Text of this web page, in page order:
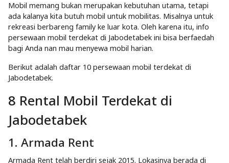
Mobil memang bukan merupakan kebutuhan utama, tetapi
ada kalanya kita butuh mobil untuk mobilitas. Misalnya untuk
rekreasi berbareng family ke luar kota. Oleh karena itu, info
persewaan mobil terdekat di Jabodetabek ini bisa berfaedah
bagi Anda nan mau menyewa mobil harian.
Berikut adalah daftar 10 persewaan mobil terdekat di
Jabodetabek.
8 Rental Mobil Terdekat di
Jabodetabek
1. Armada Rent
Armada Rent telah berdiri sejak 2015. Lokasinya berada di